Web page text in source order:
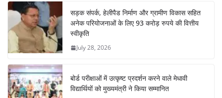
सड़क संपर्क, हेलीपैड निर्माण और ग्रामीण विकास सहित
अनेक परियोजनाओं के लिए 93 करोड़ रुपये की वित्तीय
स्वीकृति
July 28, 2026
बोर्ड परीक्षाओं में उत्कृष्ट प्रदर्शन करने वाले मेधावी
विद्यार्थियों को मुख्यमंत्री ने किया सम्मानित